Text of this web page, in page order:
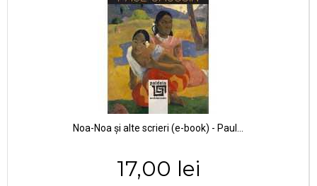
Noa-Noa şi alte scrieri (e-book) - Paul...
17,00 lei